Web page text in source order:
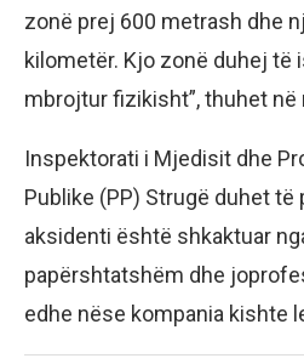
zonë prej 600 metrash dhe
kilometër. Kjo zonë duhej të
mbrojtur fizikisht”, thuhet në
Inspektorati i Mjedisit dhe
Publike (PP) Strugë duhet
aksidenti është shkaktuar
papërshtatshëm dhe
edhe nëse kompania kishte